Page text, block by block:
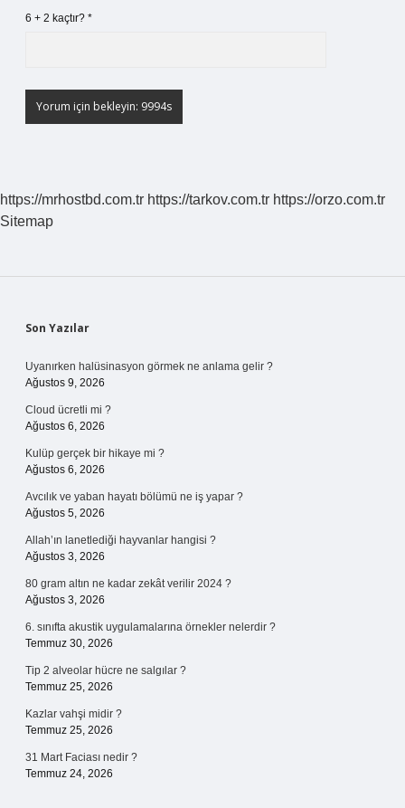
6 + 2 kaçtır? *
https://mrhostbd.com.tr https://tarkov.com.tr https://orzo.com.tr
Sitemap
Sidebar
Son Yazılar
Uyanırken halüsinasyon görmek ne anlama gelir ?
Ağustos 9, 2026
Cloud ücretli mi ?
Ağustos 6, 2026
Kulüp gerçek bir hikaye mi ?
Ağustos 6, 2026
Avcılık ve yaban hayatı bölümü ne iş yapar ?
Ağustos 5, 2026
Allah’ın lanetlediği hayvanlar hangisi ?
Ağustos 3, 2026
80 gram altın ne kadar zekât verilir 2024 ?
Ağustos 3, 2026
6. sınıfta akustik uygulamalarına örnekler nelerdir ?
Temmuz 30, 2026
Tip 2 alveolar hücre ne salgılar ?
Temmuz 25, 2026
Kazlar vahşi midir ?
Temmuz 25, 2026
31 Mart Faciası nedir ?
Temmuz 24, 2026